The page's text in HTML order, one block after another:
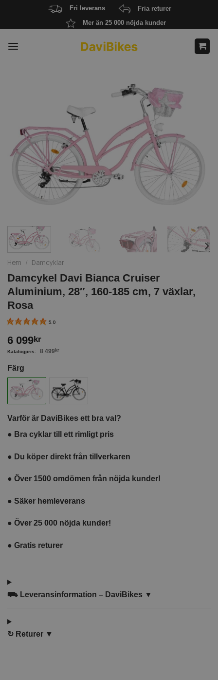
content
Fri leverans
Fria returer
Mer än 25 000 nöjda kunder
Hem / Damcyklar
Damcykel Davi Bianca Cruiser
Aluminium, 28″, 160-185 cm, 7 växlar,
Rosa
5.0
6 099kr
8 499 kr
Färg
Varför är DaviBikes ett bra val?
● Bra cyklar till ett rimligt pris
● Du köper direkt från tillverkaren
● Över 1500 omdömen från nöjda kunder!
● Säker hemleverans
● Över 25 000 nöjda kunder!
● Gratis returer
⛟ Leveransinformation – DaviBikes ▼
↻ Returer ▼